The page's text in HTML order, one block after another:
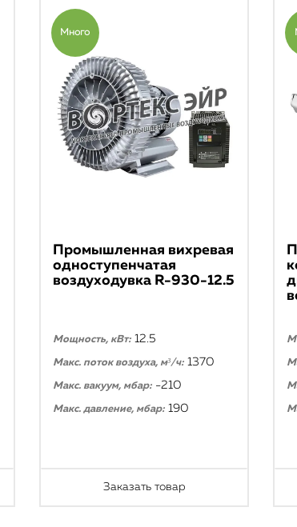
Много
Промышленная вихревая
одноступенчатая
воздуходувка R-930-12.5
Мощность, кВт:12.5
Макс. поток воздуха, м³/ч:1370
Макс. вакуум, мбар:-210
Макс. давление, мбар:190
Заказать товар